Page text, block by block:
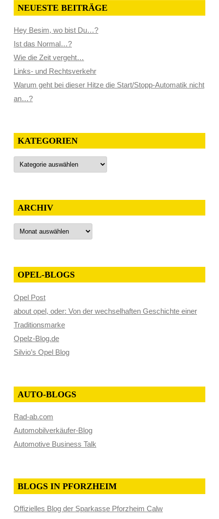
NEUESTE BEITRÄGE
Hey Besim, wo bist Du…?
Ist das Normal…?
Wie die Zeit vergeht…
Links- und Rechtsverkehr
Warum geht bei dieser Hitze die Start/Stopp-Automatik nicht
an…?
KATEGORIEN
Kategorien
ARCHIV
Archiv
OPEL-BLOGS
Opel Post
about opel, oder: Von der wechselhaften Geschichte einer
Traditionsmarke
Opelz-Blog.de
Silvio’s Opel Blog
AUTO-BLOGS
Rad-ab.com
Automobilverkäufer-Blog
Automotive Business Talk
BLOGS IN PFORZHEIM
Offizielles Blog der Sparkasse Pforzheim Calw